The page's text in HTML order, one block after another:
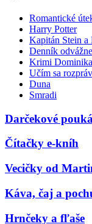
Romantické
Harry Potter
Kapitán Stein a
Denník
Krimi
Učím sa
Duna
Smradi
Darčekové
Čítačky e-kníh
Vecičky od
Káva, čaj a
Hrnčeky a fľaše